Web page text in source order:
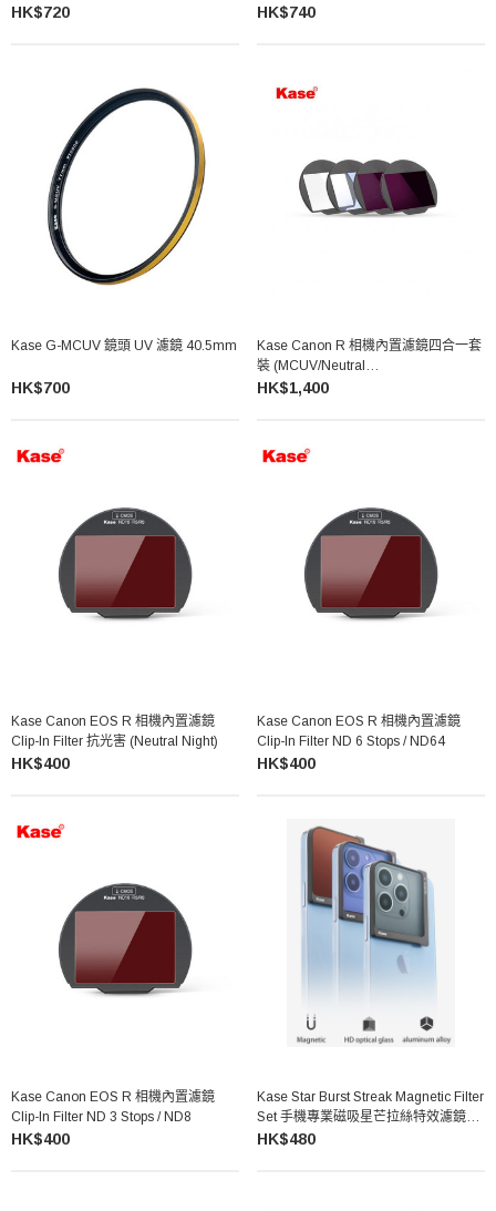
HK$720 HK$740
Kase G-MCUV 鏡頭 UV 濾鏡 40.5mm
HK$700
Kase Canon R 相機內置濾鏡四合一套
裝 (MCUV/Neutral
Night/ND64/ND1000)
HK$1,400
Kase Canon EOS R 相機內置濾鏡
Clip-In Filter 抗光害 (Neutral Night)
HK$400
Kase Canon EOS R 相機內置濾鏡
Clip-In Filter ND 6 Stops / ND64
HK$400
Kase Canon EOS R 相機內置濾鏡
Clip-In Filter ND 3 Stops / ND8
HK$400
Kase Star Burst Streak Magnetic Filter
Set 手機專業磁吸星芒拉絲特效濾鏡套
裝
HK$480